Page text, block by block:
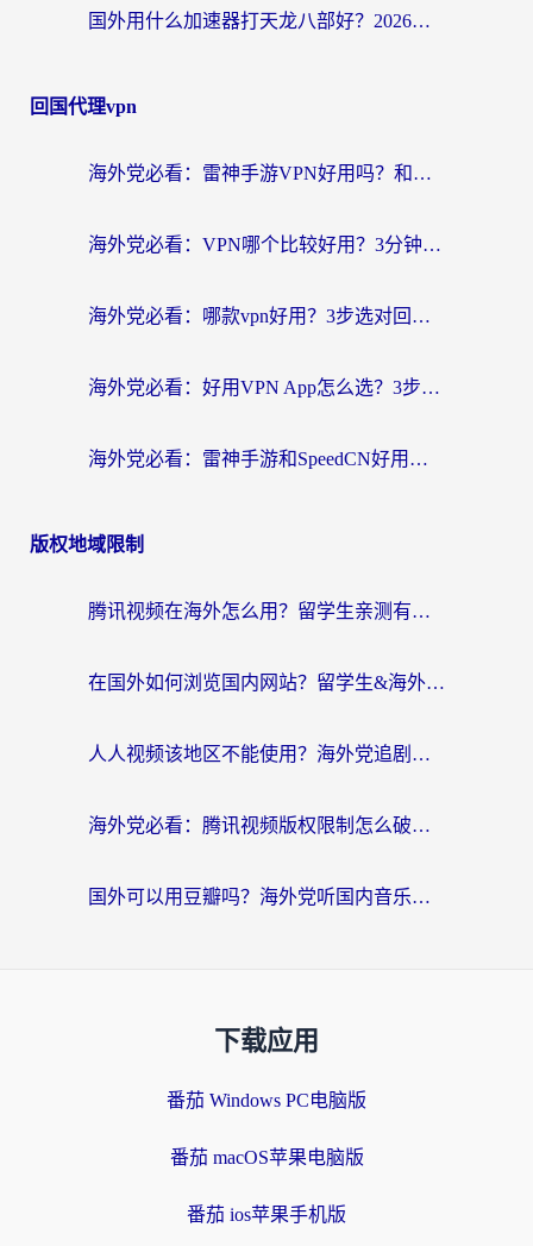
国外用什么加速器打天龙八部好？2026海外玩家国服游戏加速全攻略
回国代理vpn
海外党必看：雷神手游VPN好用吗？和天速回国VPN对比哪个回国效果更好？附实用加速器选择指南
海外党必看：VPN哪个比较好用？3分钟找到适合你的回国加速方案
海外党必看：哪款vpn好用？3步选对回国加速器，无缝刷剧玩游戏
海外党必看：好用VPN App怎么选？3步教你无缝访问国内资源
海外党必看：雷神手游和SpeedCN好用吗？3招选对回国加速器无缝刷国内资源
版权地域限制
腾讯视频在海外怎么用？留学生亲测有效的回国加速器攻略
在国外如何浏览国内网站？留学生&海外华人的无缝访问指南
人人视频该地区不能使用？海外党追剧看片的终极解决方案来了
海外党必看：腾讯视频版权限制怎么破？3步让你轻松追剧
国外可以用豆瓣吗？海外党听国内音乐听书的实用指南
下载应用
番茄 Windows PC电脑版
番茄 macOS苹果电脑版
番茄 ios苹果手机版